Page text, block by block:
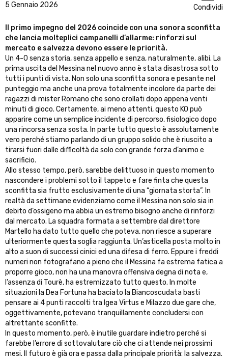
5 Gennaio 2026
Condividi
Il primo impegno del 2026 coincide con una sonora sconfitta
che lancia molteplici campanelli d’allarme: rinforzi sul
mercato e salvezza devono essere le priorità.
Un 4-0 senza storia, senza appello e senza, naturalmente, alibi. La
prima uscita del Messina nel nuovo anno è stata disastrosa sotto
tutti i punti di vista. Non solo una sconfitta sonora e pesante nel
punteggio ma anche una prova totalmente incolore da parte dei
ragazzi di mister Romano che sono crollati dopo appena venti
minuti di gioco. Certamente, ai meno attenti, questo KO può
apparire come un semplice incidente di percorso, fisiologico dopo
una rincorsa senza sosta. In parte tutto questo è assolutamente
vero perché stiamo parlando di un gruppo solido che è riuscito a
tirarsi fuori dalle difficoltà da solo con grande forza d’animo e
sacrificio.
Allo stesso tempo, però, sarebbe delittuoso in questo momento
nascondere i problemi sotto il tappeto e fare finta che questa
sconfitta sia frutto esclusivamente di una “giornata storta”. In
realtà da settimane evidenziamo come il Messina non solo sia in
debito d’ossigeno ma abbia un estremo bisogno anche di rinforzi
dal mercato. La squadra formata a settembre dal direttore
Martello ha dato tutto quello che poteva, non riesce a superare
ulteriormente questa soglia raggiunta. Un’asticella posta molto in
alto a suon di successi cinici ed una difesa di ferro. Eppure i freddi
numeri non fotografano a pieno che il Messina fa estrema fatica a
proporre gioco, non ha una manovra offensiva degna di nota e,
l’assenza di Tourè, ha estremizzato tutto questo. In molte
situazioni la Dea Fortuna ha baciato la Biancoscudata basti
pensare ai 4 punti raccolti tra Igea Virtus e Milazzo due gare che,
oggettivamente, potevano tranquillamente concludersi con
altrettante sconfitte.
In questo momento, però, è inutile guardare indietro perché si
farebbe l’errore di sottovalutare ciò che ci attende nei prossimi
mesi. Il futuro è già ora e passa dalla principale priorità: la salvezza.